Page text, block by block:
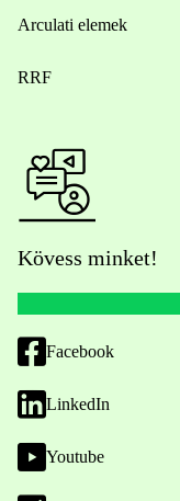
Arculati elemek
RRF
Kövess minket!
Facebook
LinkedIn
Youtube